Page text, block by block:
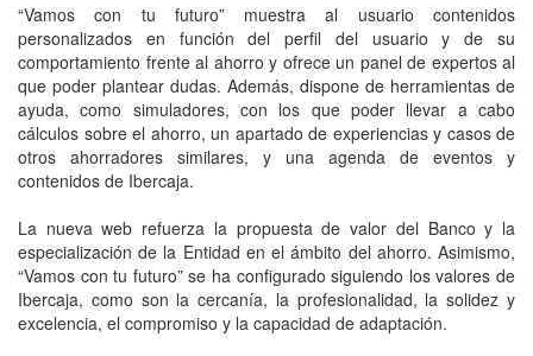
“Vamos con tu futuro” muestra al usuario contenidos
personalizados en función del perfil del usuario y de su
comportamiento frente al ahorro y ofrece un panel de expertos al
que poder plantear dudas. Además, dispone de herramientas de
ayuda, como simuladores, con los que poder llevar a cabo
cálculos sobre el ahorro, un apartado de experiencias y casos de
otros ahorradores similares, y una agenda de eventos y
contenidos de Ibercaja.
La nueva web refuerza la propuesta de valor del Banco y la
especialización de la Entidad en el ámbito del ahorro. Asimismo,
“Vamos con tu futuro” se ha configurado siguiendo los valores de
Ibercaja, como son la cercanía, la profesionalidad, la solidez y
excelencia, el compromiso y la capacidad de adaptación.